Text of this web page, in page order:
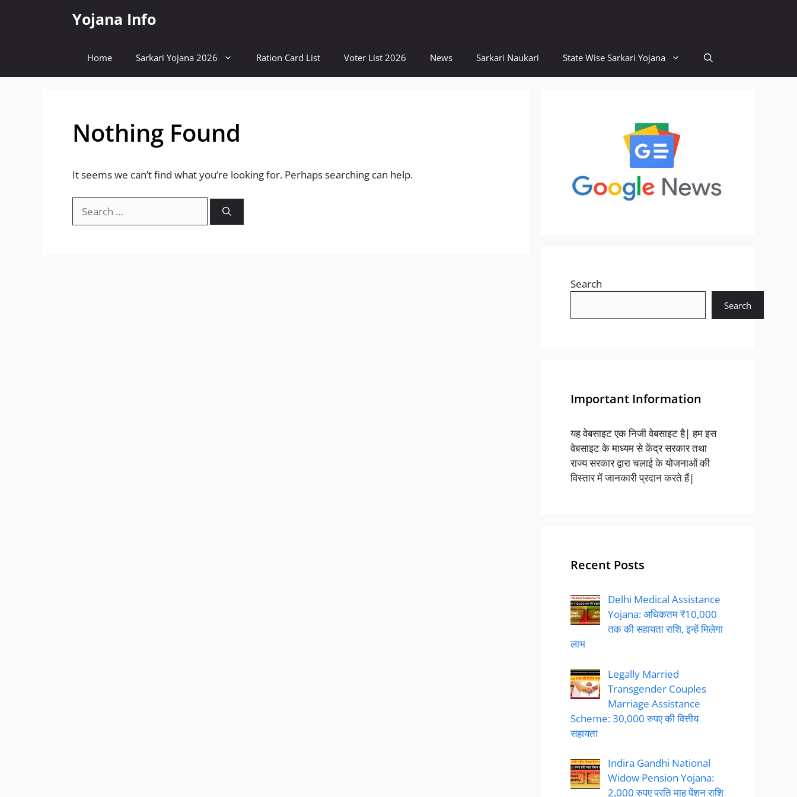
Yojana Info
Home Sarkari Yojana 2026 Ration Card List Voter List 2026 News Sarkari Naukari State Wise Sarkari Yojana
Nothing Found
It seems we can’t find what you’re looking for. Perhaps searching can help.
for:
Search
Search
Important Information
यह वेबसाइट एक निजी वेबसाइट है| हम इस
वेबसाइट के माध्यम से केंद्र सरकार तथा
राज्य सरकार द्वारा चलाई के योजनाओं की
विस्तार में जानकारी प्रदान करते हैं|
Recent Posts
Delhi Medical Assistance
Yojana: अधिकतम ₹10,000
तक की सहायता राशि, इन्हें मिलेगा
लाभ
Legally Married
Transgender Couples
Marriage Assistance
Scheme: 30,000 रुपए की वित्तीय
सहायता
Indira Gandhi National
Widow Pension Yojana:
2,000 रुपए प्रति माह पेंशन राशि